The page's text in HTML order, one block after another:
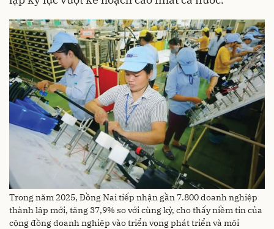
Trong năm 2025, Đồng Nai tiếp nhận gần 7.800 doanh nghiệp
thành lập mới, tăng 37,9% so với cùng kỳ, cho thấy niềm tin của
cộng đồng doanh nghiệp vào triển vọng phát triển và môi